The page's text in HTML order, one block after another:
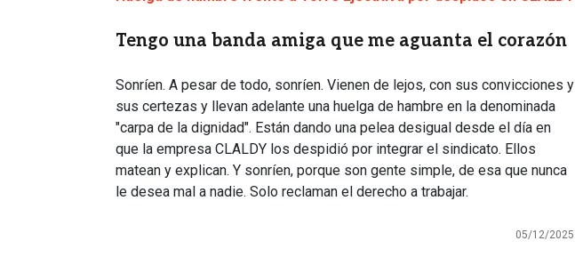
Tengo una banda amiga que me aguanta el corazón
Sonríen. A pesar de todo, sonríen. Vienen de lejos, con sus convicciones y
sus certezas y llevan adelante una huelga de hambre en la denominada
"carpa de la dignidad". Están dando una pelea desigual desde el día en
que la empresa CLALDY los despidió por integrar el sindicato. Ellos
matean y explican. Y sonríen, porque son gente simple, de esa que nunca
le desea mal a nadie. Solo reclaman el derecho a trabajar.
05/12/2025